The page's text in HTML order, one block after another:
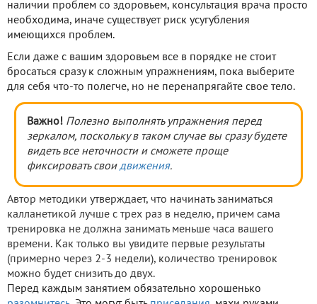
наличии проблем со здоровьем, консультация врача просто
необходима, иначе существует риск усугубления
имеющихся проблем.
Если даже с вашим здоровьем все в порядке не стоит
бросаться сразу к сложным упражнениям, пока выберите
для себя что-то полегче, но не перенапрягайте свое тело.
Важно! Полезно выполнять упражнения перед
зеркалом, поскольку в таком случае вы сразу будете
видеть все неточности и сможете проще
фиксировать свои движения.
Автор методики утверждает, что начинать заниматься
калланетикой лучше с трех раз в неделю, причем сама
тренировка не должна занимать меньше часа вашего
времени. Как только вы увидите первые результаты
(примерно через 2-3 недели), количество тренировок
можно будет снизить до двух.
Перед каждым занятием обязательно хорошенько